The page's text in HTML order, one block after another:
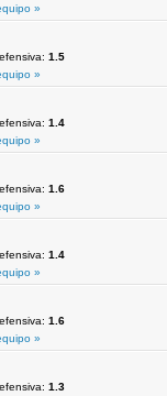
»
1.5
»
1.4
»
1.6
»
1.4
»
1.6
»
1.3